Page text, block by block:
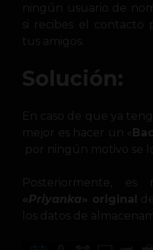
ningún usuario de
si recibes el
tus amigos.
Solución:
En caso de que ya
mejor es hacer un «
por ningún motivo se
Posteriormente, es
«Priyanka» original
los datos de